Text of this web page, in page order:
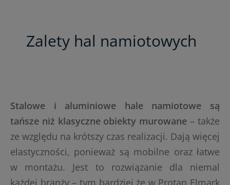
Zalety hal namiotowych
Stalowe i aluminiowe hale namiotowe są
tańsze niż klasyczne obiekty murowane – także
ze względu na krótszy czas realizacji. Dają więcej
elastyczności, ponieważ są mobilne oraz łatwe
w montażu. Jest to rozwiązanie dla niemal